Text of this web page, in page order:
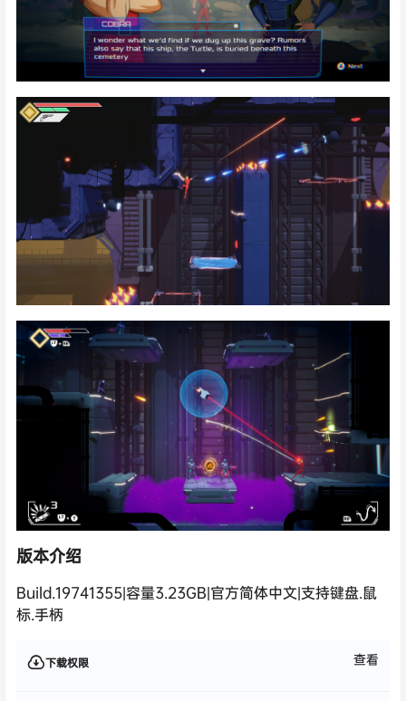
版本介绍
Build.19741355|容量3.23GB|官方简体中文|支持键盘.鼠
标.手柄
下载权限 查看